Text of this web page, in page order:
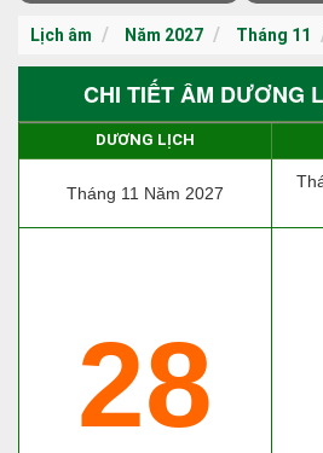
Lịch âm Năm 2027 Tháng 11
CHI TIẾT ÂM DƯƠNG
DƯƠNG LỊCH
Tháng 11 Năm 2027
28